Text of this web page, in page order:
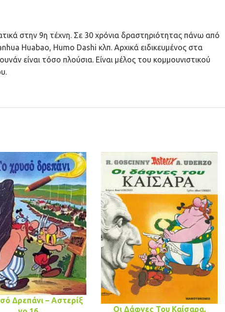
στην 9η τέχνη. Σε 30 χρόνια δραστηριότητας πάνω από
Huabao, Humo Dashi κλπ. Αρχικά ειδικευμένος στα
είναι τόσο πλούσια. Είναι μέλος του κομμουνιστικού
Δρεπάνι – Αστερίξ
Οι Δάφνες Του Καίσαρα,